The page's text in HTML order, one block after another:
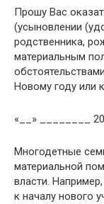
Прошу Вас
(усыновлении
родственника,
материальным
Новому году или
«__» ________
Многодетные
материальной
власти.
к началу нового